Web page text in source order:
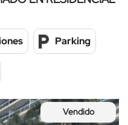
Parking
Vendido